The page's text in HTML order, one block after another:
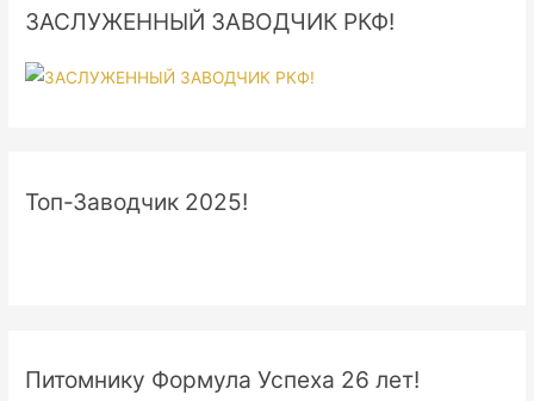
ЗАСЛУЖЕННЫЙ ЗАВОДЧИК РКФ!
Топ-Заводчик 2025!
Питомнику Формула Успеха 26 лет!